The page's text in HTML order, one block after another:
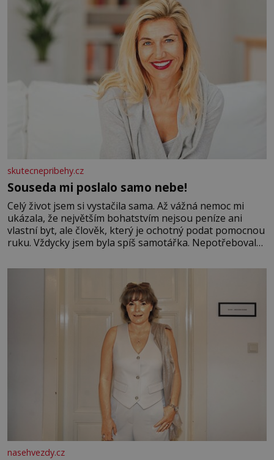
skutecnepribehy.cz
Souseda mi poslalo samo nebe!
Celý život jsem si vystačila sama. Až vážná nemoc mi
ukázala, že největším bohatstvím nejsou peníze ani
vlastní byt, ale člověk, který je ochotný podat pomocnou
ruku. Vždycky jsem byla spíš samotářka. Nepotřebovala
mi knihy, práce a hlavně klid. Hned po studiích jsem
nasehvezdy.cz